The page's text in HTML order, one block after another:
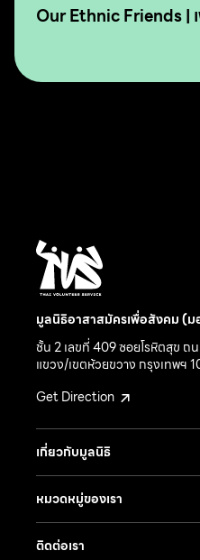
Our Ethnic Friends |
มูลนิธิอาสาสมัครเพื่อสังคม (
ชั้น 2 เลขที่ 409 ซอยโรหิตสุข ถ
แขวง/เขตห้วยขวาง กรุงเทพฯ
Get Direction
เกี่ยวกับมูลนิธิ
หมวดหมู่ของเรา
ติดต่อเรา